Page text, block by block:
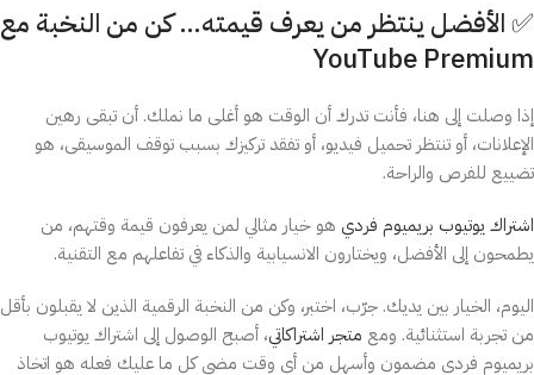
✅ الأفضل ينتظر من يعرف قيمته… كن من النخبة مع
YouTube Premium
إذا وصلت إلى هنا، فأنت تدرك أن الوقت هو أغلى ما نملك. أن تبقى رهين
الإعلانات، أو تنتظر تحميل فيديو، أو تفقد تركيزك بسبب توقف الموسيقى، هو
تضييع للفرص والراحة.
اشتراك يوتيوب بريميوم فردي هو خيار مثالي لمن يعرفون قيمة وقتهم، من
يطمحون إلى الأفضل، ويختارون الانسيابية والذكاء في تفاعلهم مع التقنية.
اليوم، الخيار بين يديك. جرّب، اختبر، وكن من النخبة الرقمية الذين لا يقبلون بأقل
من تجربة استثنائية. ومع متجر اشتراكاتي، أصبح الوصول إلى اشتراك يوتيوب
بريميوم فردي مضمون وأسهل من أي وقت مضى كل ما عليك فعله هو اتخاذ